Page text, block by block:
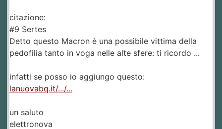
citazione:
#9 Sertes
Detto questo Macron è una possibile vittima della
pedofilia tanto in voga nelle alte sfere: ti ricordo ...
infatti se posso io aggiungo questo:
lanuovabq.it/.../...
un saluto
elettronova